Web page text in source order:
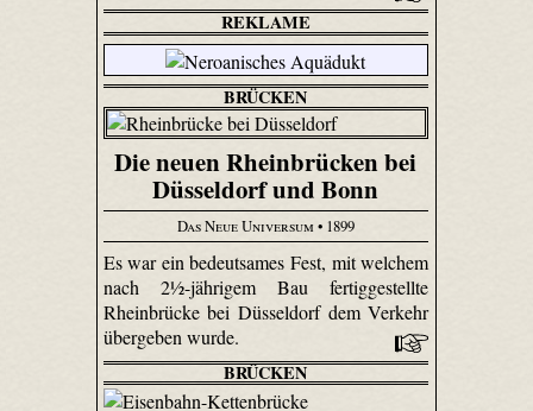
REKLAME
BRÜCKEN
Die neuen Rheinbrücken bei
Düsseldorf und Bonn
Das Neue Universum• 1899
Es war ein bedeutsames Fest, mit welchem
nach 2½-jährigem Bau fertiggestellte
Rheinbrücke bei Düsseldorf dem Verkehr
übergeben wurde.
BRÜCKEN